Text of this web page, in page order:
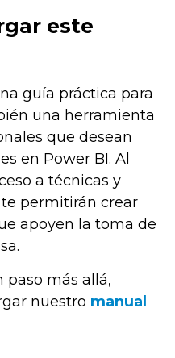
este
guía práctica para
una herramienta
que desean
en Power BI. Al
a técnicas y
permitirán crear
apoyen la toma de
paso más allá,
nuestro manual